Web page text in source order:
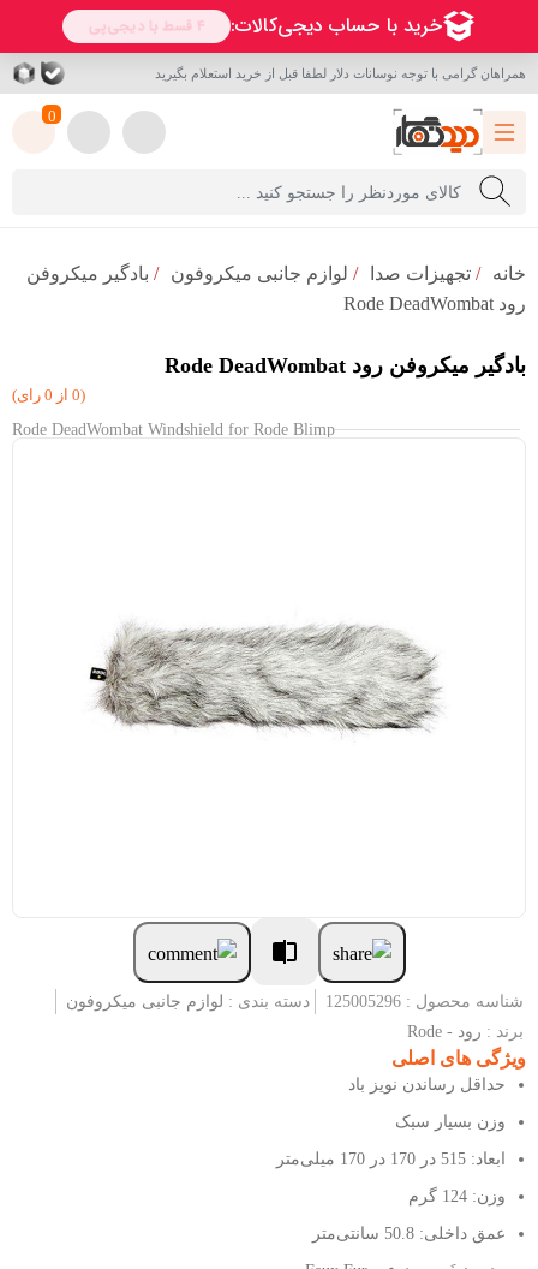
همراهان گرامی با توجه نوسانات دلار لطفا قبل از خرید استعلام بگیرید
0
خانه / تجهیزات صدا / لوازم جانبی میکروفون / بادگیر میکروفن
رود Rode DeadWombat
بادگیر میکروفن رود Rode DeadWombat
(0 از 0 رای)
Rode DeadWombat Windshield for Rode Blimp
شناسه محصول : 125005296 دسته بندی : لوازم جانبی میکروفون
برند : رود - Rode
ویژگی های اصلی
حداقل رساندن نویز باد
وزن بسیار سبک
ابعاد: 515 در 170 در 170 میلی‌متر
وزن: 124 گرم
عمق داخلی: 50.8 سانتی‌متر